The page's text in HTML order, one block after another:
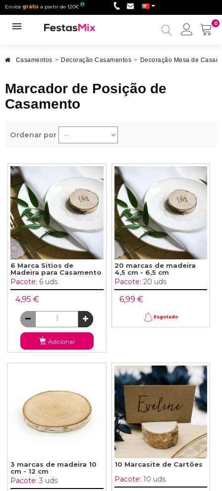
Envios grátis a partir de 120€
0
Minha
Casamentos > Decoração Casamentos > Decoração Mesa de
Marcador de Posição de
Casamento
Ordenar por
6 Marca Sitios de
Madeira para Casamento
Pacote: 6 uds
4,95 €
Adicionar
20 marcas de madeira
4,5 cm - 6,5 cm
Pacote: 20 uds
6,99 €
Esgotado
3 marcas de madeira 10
cm - 12 cm
Pacote: 3 uds
10 Marcasite de Cartões
Pacote: 10 uds